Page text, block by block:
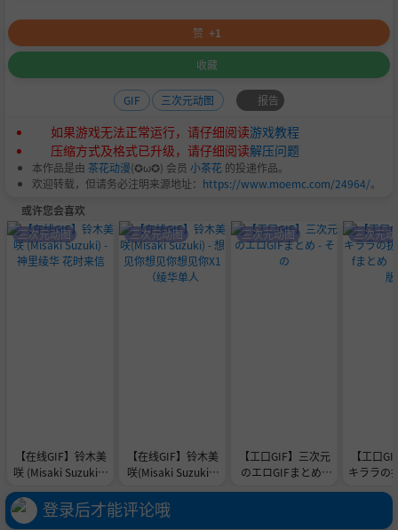
赞 +1
收藏
GIF 三次元动图 报告
如果游戏无法正常运行，请仔细阅读游戏教程
压缩方式及格式已升级，请仔细阅读解压问题
本作品是由 茶花动漫(✪ω✪) 会员 小茶花 的投递作品。
欢迎转载，但请务必注明来源地址： https://www.moemc.com/24964/。
或许您会喜欢
【在线GIF】铃木美
咲 (Misaki Suzuki) -
三次元动图
【在线GIF】铃木美
咲(Misaki Suzuki) -
X1（绫华单人
三次元动图
【工口GIF】三次元
のエロGIFまとめ -
三次元动图
【工口
キララの
三次元
登录后才能评论哦